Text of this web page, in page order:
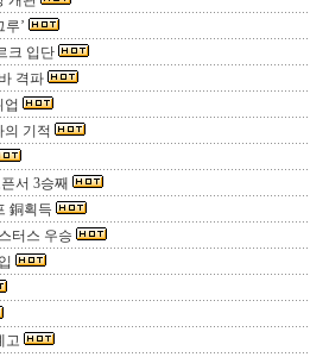
루’
크 입단
격파
업
기적
서 3승째
銅획득
터스 우승
고